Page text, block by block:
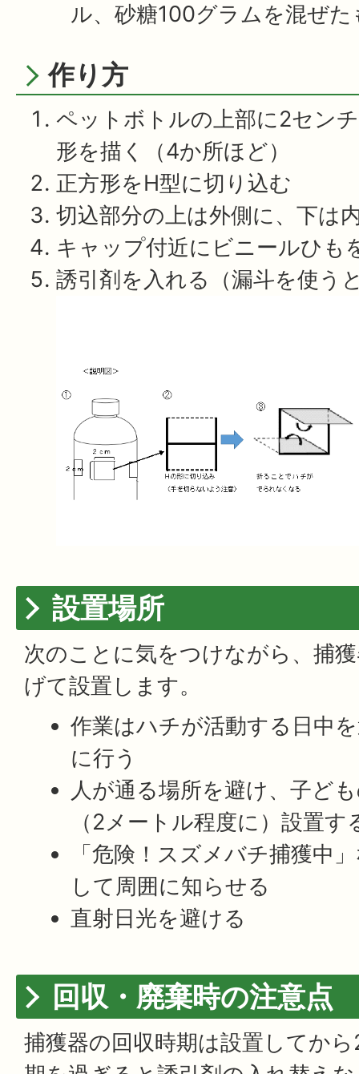
ル、砂糖100グラムを混ぜた
作り方
ペットボトルの上部に2セン
形を描く（4か所ほど）
正方形をH型に切り込む
切込部分の上は外側に、下は
キャップ付近にビニールひも
誘引剤を入れる（漏斗を使う
設置場所
次のことに気をつけながら、捕
げて設置します。
作業はハチが活動する日中
に行う
人が通る場所を避け、子ど
（2メートル程度に）設置す
「危険！スズメバチ捕獲中
して周囲に知らせる
直射日光を避ける
回収・廃棄時の注意点
捕獲器の回収時期は設置してか